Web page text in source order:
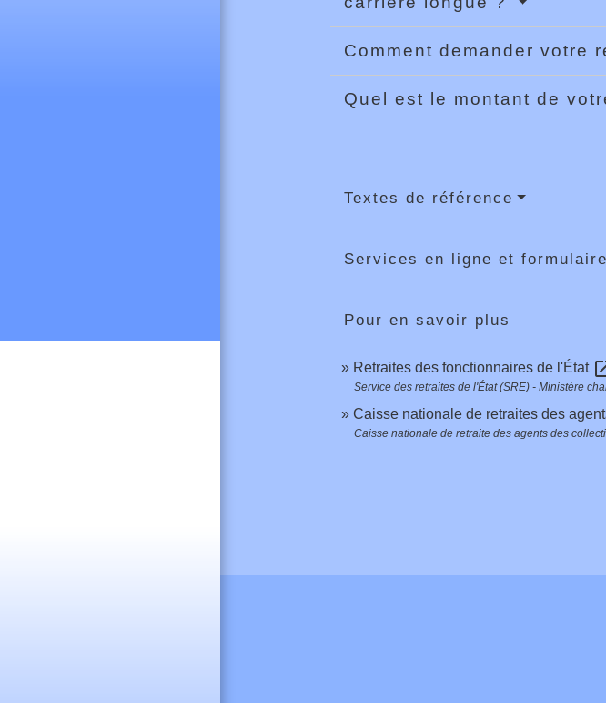
Comment demander votre
Quel est le montant de
Textes de référence
Services en ligne et
Pour en savoir plus
Retraites des fonctionnaires de l'État
Service des retraites de l'État (SRE) - Ministère
Caisse nationale de retraites des
Caisse nationale de retraite des agents des